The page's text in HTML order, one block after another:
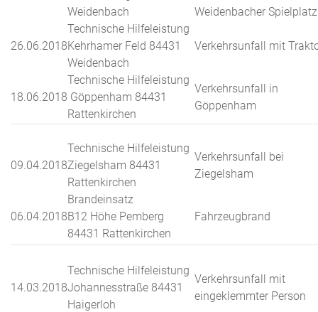
Weidenbach
Weidenbacher Spielplatz
26.06.2018
Technische Hilfeleistung
Kehrhamer Feld 84431
Weidenbach
Verkehrsunfall mit
18.06.2018
Technische Hilfeleistung
Göppenham 84431
Rattenkirchen
Verkehrsunfall in
Göppenham
09.04.2018
Technische Hilfeleistung
Ziegelsham 84431
Rattenkirchen
Verkehrsunfall bei
Ziegelsham
06.04.2018
Brandeinsatz
B12 Höhe Pemberg
84431 Rattenkirchen
Fahrzeugbrand
14.03.2018
Technische Hilfeleistung
Johannesstraße 84431
Haigerloh
Verkehrsunfall mit
eingeklemmter Person